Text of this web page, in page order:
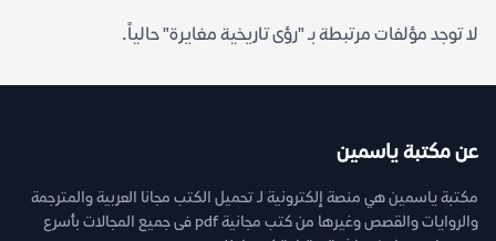
لا توجد مؤلفات مرتبطة بـ "رؤى تاريخية مغايرة" حالياً.
عن مكتبة ياسمين
مكتبة ياسمين هي منصة إلكترونية لـ تحميل الكتب مجانا العربية والمترجمة
والروايات والقصص وغيرها من كتب مجانية pdf فى جميع المجالات بأسرع